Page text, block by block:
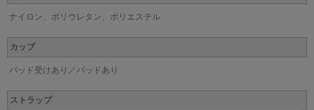
ナイロン、ポリウレタン、ポリエステル
カップ
パッド受けあり／パッドあり
ストラップ